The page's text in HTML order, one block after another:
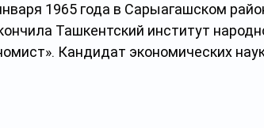
1965 года в Сарыагашском
Ташкентский институт
Кандидат экономических